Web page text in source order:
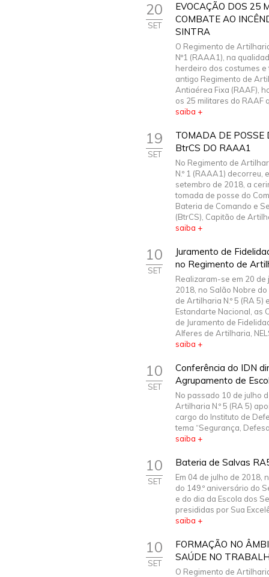
20
SET
EVOCAÇÃO DOS 25
COMBATE AO
SINTRA
O Regimento de
Nº1 (RAAA1), na
herdeiro dos costumes
antigo Regimento de
Antiaérea Fixa (RAAF),
os 25 militares do RAAF
saiba +
19
SET
TOMADA DE
BtrCS DO RAAA1
No Regimento de
N.º 1 (RAAA1) decorreu,
setembro de 2018, a
tomada de posse do
Bateria de Comando e
(BtrCS), Capitão de
saiba +
10
SET
Juramento de
no Regimento de
Realizaram-se em 20 de
2018, no Salão Nobre
de Artilharia N.º 5 (RA 5)
Estandarte Nacional, as
de Juramento de
Alferes de Artilharia,
saiba +
10
SET
Conferência do IDN
Agrupamento de
No passado 10 de julho
Artilharia N.º 5 (RA 5)
cargo do Instituto de
tema “Segurança,
saiba +
10
SET
Bateria de Salvas
Em 04 de julho de 2018,
do 149.º aniversário do
e do dia da Escola dos
presididas por Sua
saiba +
10
SET
FORMAÇÃO NO
SAÚDE NO
O Regimento de